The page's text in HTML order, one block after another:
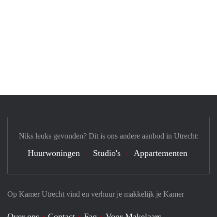
Op Kamer Utrecht vind en verhuur je makkelijk je Kamer
Niks leuks gevonden? Dit is ons andere aanbod in Utrecht:
Huurwoningen Studio's Appartementen